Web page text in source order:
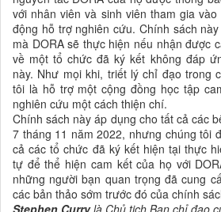
với nhân viên và sinh viên tham gia
động hỗ trợ nghiên cứu. Chính sách
mà DORA sẽ thực hiện nếu nhận được
về một tổ chức đã ký kết không đáp
này. Như mọi khi, triết lý chỉ đạo trong
tôi là hỗ trợ một cộng đồng học tập
nghiên cứu một cách thiện chí.
Chính sách này áp dụng cho tất cả các
7 tháng 11 năm 2022, nhưng chúng tôi
cả các tổ chức đã ký kết hiện tại thực
tự để thể hiện cam kết của họ với
những người bạn quan trọng đã cung
các bản thảo sớm trước đó của chính
Stephen Currylà Chủ tịch Ban chỉ đạo